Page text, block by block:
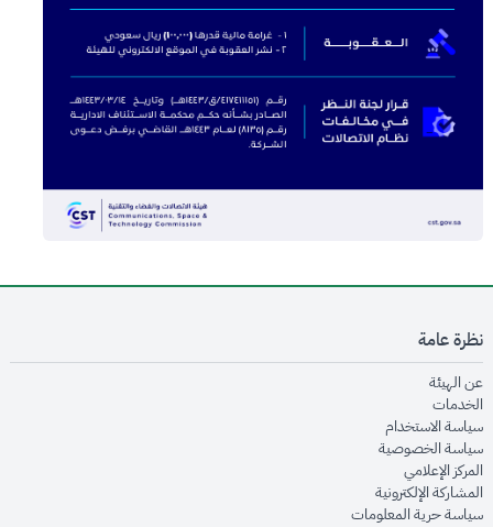
نظرة عامة
عن الهيئةopens in new window
الخدماتopens in new window
سياسة الاستخدام
سياسة الخصوصيةopens in new window
المركز الإعلاميopens in new window
المشاركة الإلكترونيةopens in new window
سياسة حرية المعلوماتopens in new window